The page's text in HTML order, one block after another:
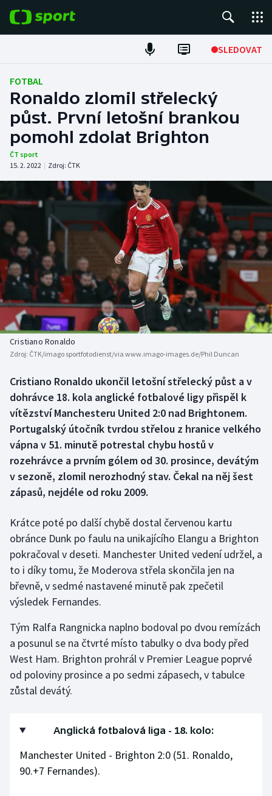
SLEDOVAT
Fotbal
Hokej
Tenis
Atletika
Cyklistika
DALŠÍ SPORTY
Americký fotbal
Baseball a softbal
Basketbal
Biatlon
Box
Curling
Dostihy
Florbal
Futsal
Golf
Gymnastika
Házená
Jezdectví
Judo
Krasobruslení
Lyže a snowboard
Moderní pětiboj
NEPŘEHLÉDNĚTE
Soutěže
Historické návraty
Aplikace ČT sport
FOTBAL
Ronaldo zlomil střelecký
půst. První letošní brankou
pomohl zdolat Brighton
ČT sport
15. 2. 2022 | Zdroj: ČTK
Cristiano Ronaldo
Zdroj: ČTK/imago sportfotodienst/via www.imago-images.de/Phil Duncan
Cristiano Ronaldo ukončil letošní střelecký půst a v
dohrávce 18. kola anglické fotbalové ligy přispěl k
vítězství Manchesteru United 2:0 nad Brightonem.
Portugalský útočník tvrdou střelou z hranice velkého
vápna v 51. minutě potrestal chybu hostů v
rozehrávce a prvním gólem od 30. prosince, devátým
v sezoně, zlomil nerozhodný stav. Čekal na něj šest
zápasů, nejdéle od roku 2009.
Krátce poté po další chybě dostal červenou kartu
obránce Dunk po faulu na unikajícího Elangu a Brighton
pokračoval v deseti. Manchester United vedení udržel, a
to i díky tomu, že Moderova střela skončila jen na
břevně, v sedmé nastavené minutě pak zpečetil
výsledek Fernandes.
Tým Ralfa Rangnicka naplno bodoval po dvou remízách
a posunul se na čtvrté místo tabulky o dva body před
West Ham. Brighton prohrál v Premier League poprvé
od poloviny prosince a po sedmi zápasech, v tabulce
zůstal devátý.
Anglická fotbalová liga - 18. kolo:
Manchester United - Brighton 2:0 (51. Ronaldo,
90.+7 Fernandes).